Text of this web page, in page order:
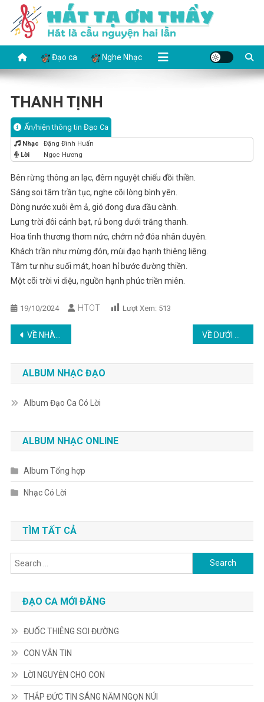
content
HÁT TẠ ƠN THẦY
Hát là cầu nguyện hai lần
Đạo ca
Nghe Nhạc
THANH TỊNH
Ẩn/hiện thông tin Đạo Ca
Nhạc
Đặng Đình Huấn
Lời
Ngọc Hương
Bên rừng thông an lạc, đêm nguyệt chiếu đồi thiền.
Sáng soi tâm trần tục, nghe cõi lòng bình yên.
Dòng nước xuôi êm ả, gió đong đưa đầu cành.
Lưng trời đôi cánh bạt, rủ bong dưới trăng thanh.
Hoa tình thương thơm nức, chớm nở đóa nhân duyên.
Khách trần như mừng đón, mùi đạo hạnh thiêng liêng.
Tâm tư như suối mát, hoan hỉ bước đường thiền.
Một cõi trời vi diệu, nguồn hạnh phúc triền miên.
19/10/2024 HTOT Lượt Xem: 513
Post
navigation
VỀ NHÀ CHA
ALBUM NHẠC ĐẠO
Album Đạo Ca Có Lời
ALBUM NHẠC ONLINE
Album Tổng hợp
Nhạc Có Lời
TÌM TẤT CẢ
Search
for:
ĐẠO CA MỚI ĐĂNG
ĐUỐC THIÊNG SOI ĐƯỜNG
CON VẪN TIN
LỜI NGUYỆN CHO CON
THẮP ĐỨC TIN SÁNG NĂM NGỌN NÚI